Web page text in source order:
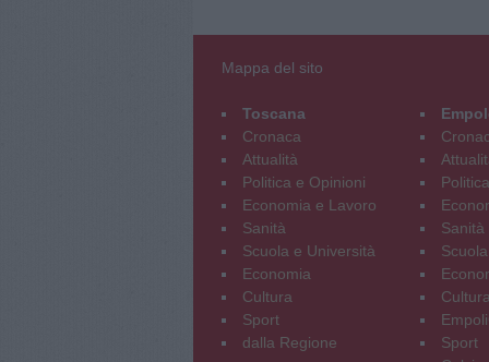
Mappa del sito
Toscana
Cronaca
Attualità
Politica e Opinioni
Economia e Lavoro
Sanità
Scuola e Università
Economia
Cultura
Sport
dalla Regione
Sanità
Cultura
Sport